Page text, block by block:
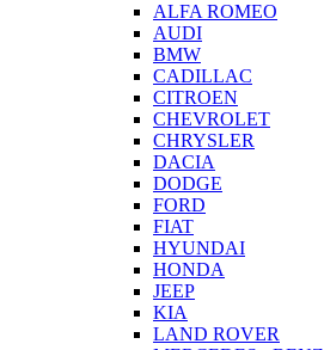
ALFA ROMEO
AUDI
BMW
CADILLAC
CITROEN
CHEVROLET
CHRYSLER
DACIA
DODGE
FORD
FIAT
HYUNDAI
HONDA
JEEP
KIA
LAND ROVER